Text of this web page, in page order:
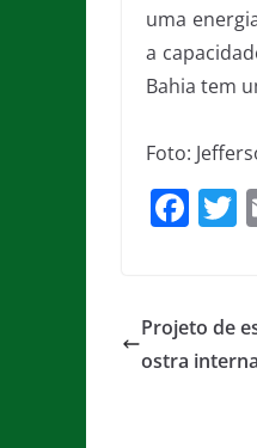
uma
a
Bahia tem
Foto:
F
e
b
T
Projeto de
ostra